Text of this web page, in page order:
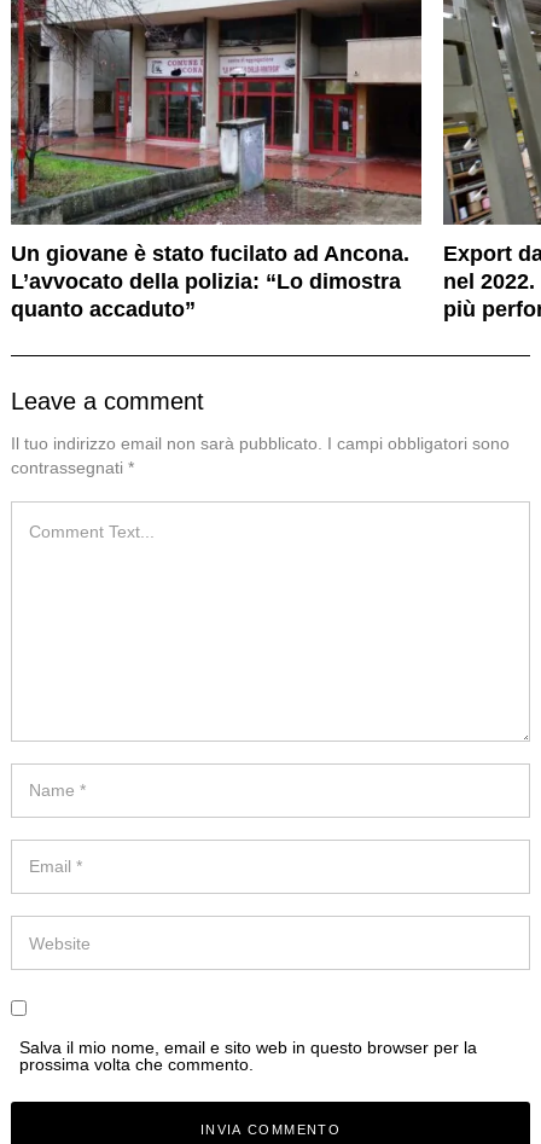
Un giovane è stato fucilato ad Ancona.
L’avvocato della polizia: “Lo dimostra
quanto accaduto”
Export
nel
più
Leave a comment
Il tuo indirizzo email non sarà pubblicato.
I campi obbligatori sono
contrassegnati *
Salva il mio nome, email e sito web in questo browser per la
prossima volta che commento.